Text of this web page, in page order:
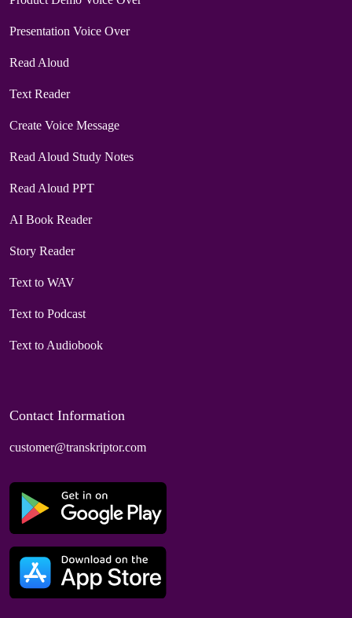
Presentation Voice Over
Read Aloud
Text Reader
Create Voice Message
Read Aloud Study Notes
Read Aloud PPT
AI Book Reader
Story Reader
Text to WAV
Text to Podcast
Text to Audiobook
Contact Information
customer@transkriptor.com